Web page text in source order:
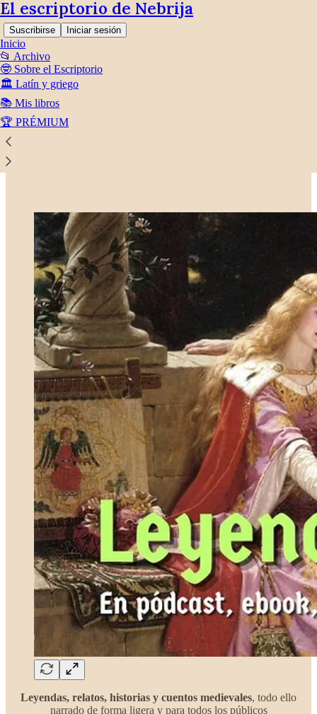
El escriptorio de Nebrija
Suscribirse Iniciar sesión
Inicio
📂 Archivo
🤓 Sobre el Escriptorio
🏛️ Latín y griego
📚 Mis libros
🏆 PRÉMIUM
Leyendas medievales
Leyendas, relatos, historias y cuentos medievales, todo ello
narrado de forma ligera y para todos los públicos